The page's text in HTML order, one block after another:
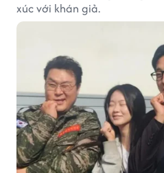
xúc với khán giả.